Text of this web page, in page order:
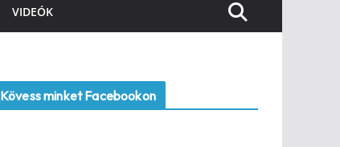
VIDEÓK
Kövess minket Facebookon